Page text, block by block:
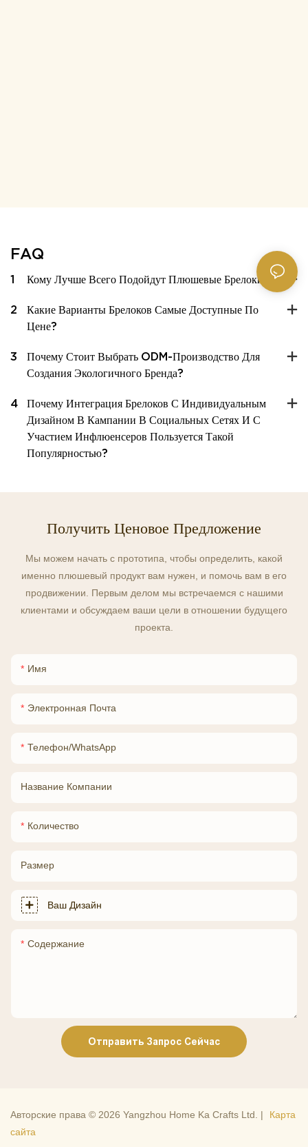
FAQ
1 Кому Лучше Всего Подойдут Плюшевые Брелоки?
2
Какие Варианты Брелоков Самые Доступные По
Цене?
3
Почему Стоит Выбрать ODM-Производство Для
Создания Экологичного Бренда?
4
Почему Интеграция Брелоков С Индивидуальным
Дизайном В Кампании В Социальных Сетях И С
Участием Инфлюенсеров Пользуется Такой
Популярностью?
Получить Ценовое Предложение
Мы можем начать с прототипа, чтобы определить, какой
именно плюшевый продукт вам нужен, и помочь вам в его
продвижении. Первым делом мы встречаемся с нашими
клиентами и обсуждаем ваши цели в отношении будущего
проекта.
Имя
Электронная Почта
Телефон/WhatsApp
Название Компании
Количество
Размер
Ваш Дизайн
Содержание
Отправить Запрос Сейчас
Авторские права © 2026 Yangzhou Home Ka Crafts Ltd. |
Карта
сайта